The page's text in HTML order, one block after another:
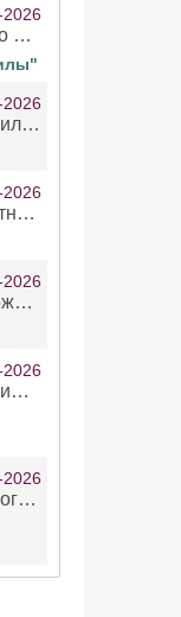
Ужас, а не озвучка! Невозможно вникать в смысл текста из за кривляний чтеца
Если бы Сергей Кирсанов научился не сглатывать каждые 1-2 минуты слюну, так что слышно в микрофоне и, что вызывает отвращение, то мелжно было бы слушать.
2026
Голос чтеца нормальный, приятный тембр. Мне очень понравилось озвучивание рассказа. Очень странный отзыв Надежды. Может у неё что-то с нервами?
Я конечно благодарна за возможность бесплатно слушать книги даже новинки , но чтение этой книги просто ужасно
2026
Автор переборщил с эротическими сценами. Похоже, с этим у него проблемы.
Автор переборщил с эротического сценами. Похоже, с этим у него проблемы.